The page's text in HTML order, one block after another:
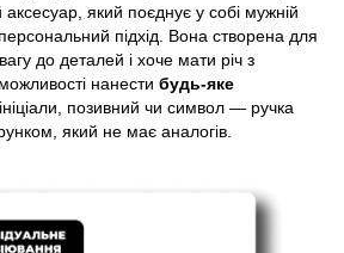
аксесуар, який поєднує у собі мужній
підхід. Вона створена для
до деталей і хоче мати річ з
нанести будь-яке
позивний чи символ — ручка
який не має аналогів.